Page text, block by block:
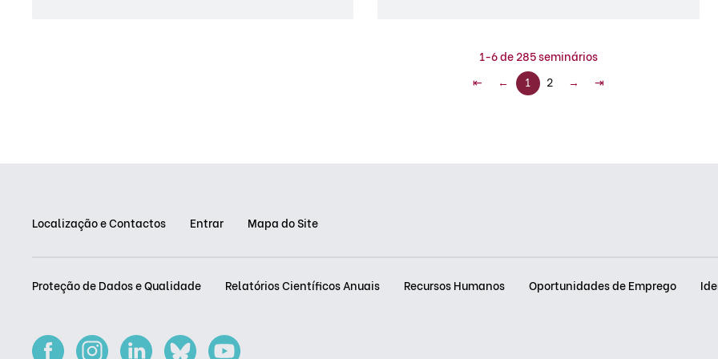
1-6 de 285 seminários
⇤
← 1 2 → ⇥
Localização e Contactos Entrar Mapa do Site
Proteção de Dados e Qualidade Relatórios Científicos Anuais Recursos Humanos Oportunidades de Emprego